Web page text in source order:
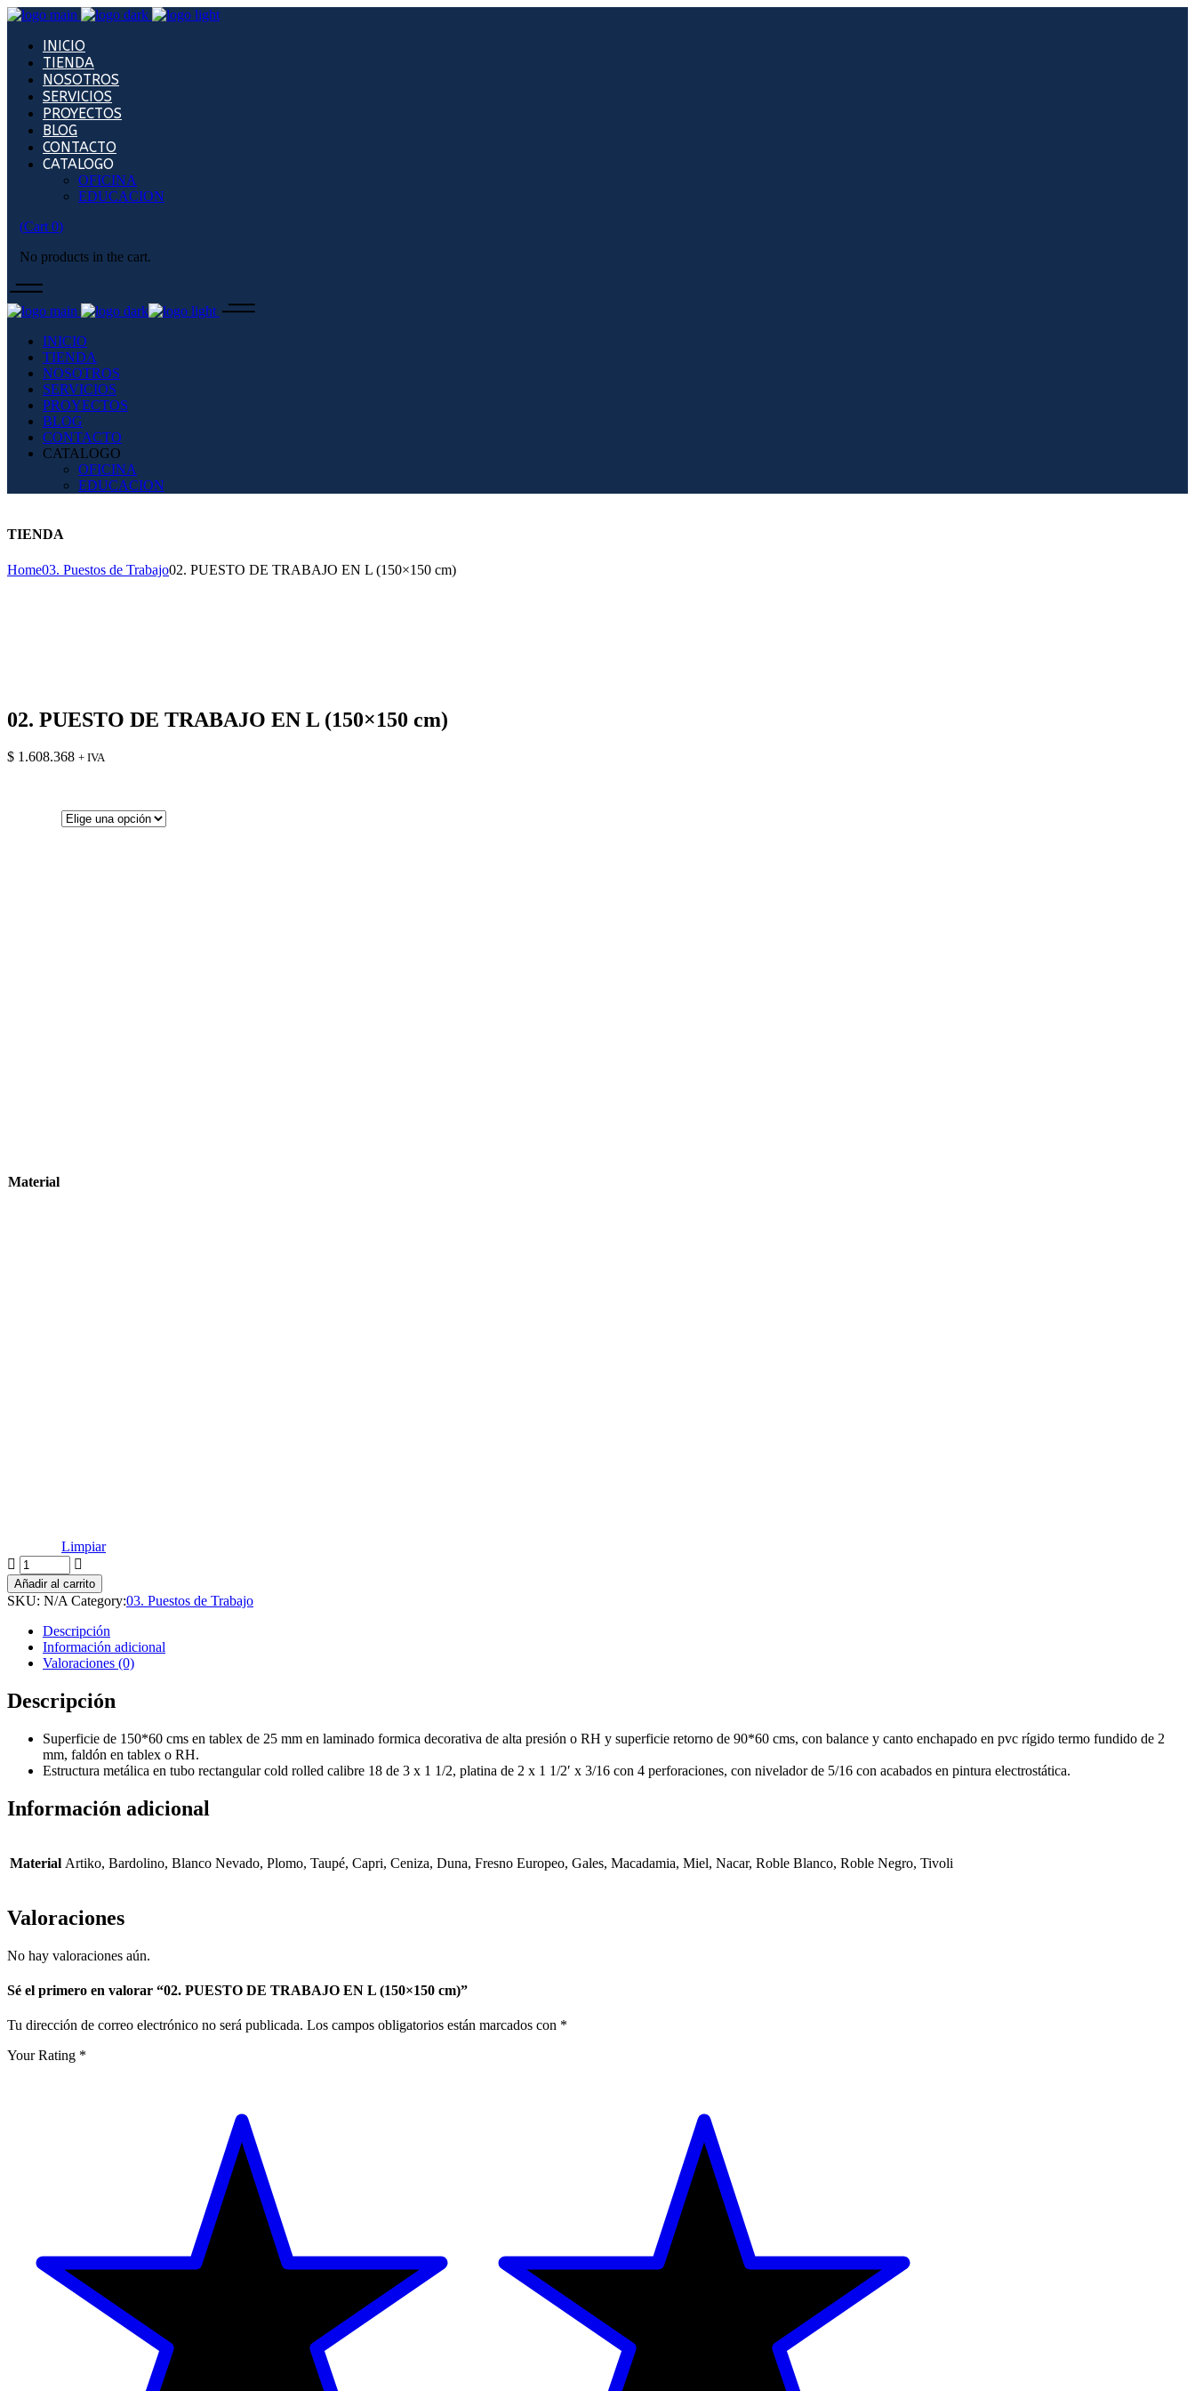
INICIO
TIENDA
NOSOTROS
SERVICIOS
PROYECTOS
BLOG
CONTACTO
CATALOGO
OFICINA
EDUCACION
(Cart 0)
No products in the cart.
INICIO
TIENDA
NOSOTROS
SERVICIOS
PROYECTOS
BLOG
CONTACTO
CATALOGO
OFICINA
EDUCACION
TIENDA
Home03. Puestos de Trabajo02. PUESTO DE TRABAJO EN L (150×150 cm)
02. PUESTO DE TRABAJO EN L (150×150 cm)
$ 1.608.368 + IVA
Material
Limpiar
02.
PUESTO
DE
TRABAJO
(150x150
quantity
Añadir al carrito
SKU: N/A Category:03. Puestos de Trabajo
Descripción
Información adicional
Valoraciones (0)
Descripción
Superficie de 150*60 cms en tablex de 25 mm en laminado formica decorativa de alta presión o RH y superficie retorno de 90*60 cms, con balance y canto enchapado en pvc rígido termo fundido de 2
mm, faldón en tablex o RH.
Estructura metálica en tubo rectangular cold rolled calibre 18 de 3 x 1 1/2, platina de 2 x 1 1/2′ x 3/16 con 4 perforaciones, con nivelador de 5/16 con acabados en pintura electrostática.
Información adicional
Material Artiko, Bardolino, Blanco Nevado, Plomo, Taupé, Capri, Ceniza, Duna, Fresno Europeo, Gales, Macadamia, Miel, Nacar, Roble Blanco, Roble Negro, Tivoli
Valoraciones
No hay valoraciones aún.
Sé el primero en valorar “02. PUESTO DE TRABAJO EN L (150×150 cm)”
Tu dirección de correo electrónico no será publicada. Los campos obligatorios están marcados con *
Your Rating *